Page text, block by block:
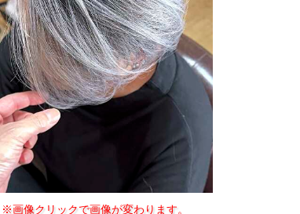
※画像クリックで画像が変わります。